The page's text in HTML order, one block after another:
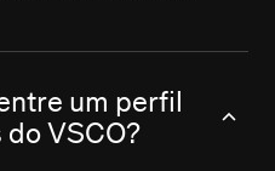
um perfil
VSCO?